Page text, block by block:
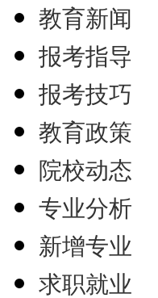
教育新闻
报考指导
报考技巧
教育政策
院校动态
专业分析
新增专业
求职就业